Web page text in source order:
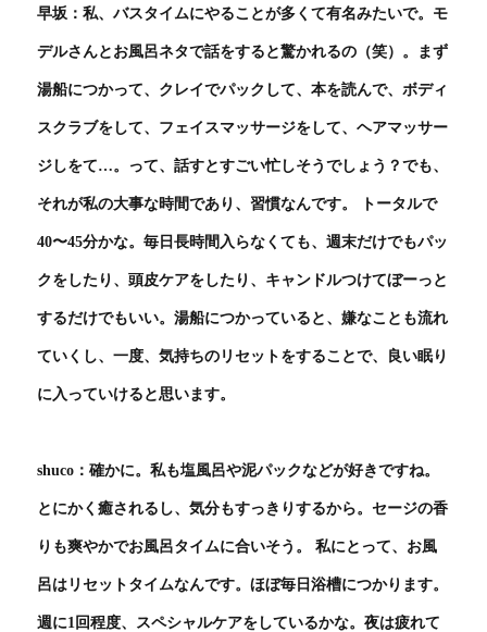
早坂：私、バスタイムにやることが多くて有名みたいで。モ
デルさんとお風呂ネタで話をすると驚かれるの（笑）。まず
湯船につかって、クレイでパックして、本を読んで、ボディ
スクラブをして、フェイスマッサージをして、ヘアマッサー
ジしをて…。って、話すとすごい忙しそうでしょう？でも、
それが私の大事な時間であり、習慣なんです。 トータルで
40〜45分かな。毎日長時間入らなくても、週末だけでもパッ
クをしたり、頭皮ケアをしたり、キャンドルつけてぼーっと
するだけでもいい。湯船につかっていると、嫌なことも流れ
ていくし、一度、気持ちのリセットをすることで、良い眠り
に入っていけると思います。
shuco：確かに。私も塩風呂や泥パックなどが好きですね。
とにかく癒されるし、気分もすっきりするから。セージの香
りも爽やかでお風呂タイムに合いそう。 私にとって、お風
呂はリセットタイムなんです。ほぼ毎日浴槽につかります。
週に1回程度、スペシャルケアをしているかな。夜は疲れて